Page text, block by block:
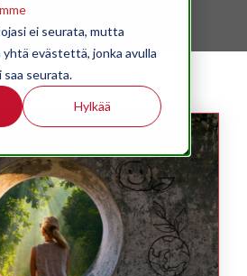
ei seurata, mutta
evästettä, jonka avulla
seurata.
Hylkää